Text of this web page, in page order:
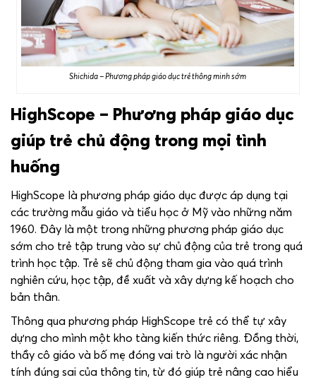
Shichida – Phương pháp giáo dục trẻ thông minh sớm
HighScope – Phương pháp giáo dục
giúp trẻ chủ động trong mọi tình
huống
HighScope là phương pháp giáo dục được áp dụng tại
các trường mẫu giáo và tiểu học ở Mỹ vào những năm
1960. Đây là một trong những phương pháp giáo dục
sớm cho trẻ tập trung vào sự chủ động của trẻ trong quá
trình học tập. Trẻ sẽ chủ động tham gia vào quá trình
nghiên cứu, học tập, đề xuất và xây dựng kế hoạch cho
bản thân.
Thông qua phương pháp HighScope trẻ có thể tự xây
dựng cho mình một kho tàng kiến thức riêng. Đồng thời,
thầy cô giáo và bố mẹ đóng vai trò là người xác nhận
tính đúng sai của thông tin, từ đó giúp trẻ nâng cao hiểu